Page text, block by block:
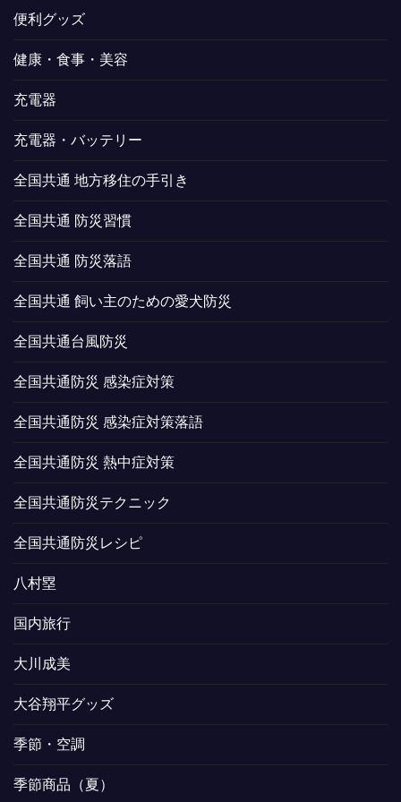
便利グッズ
健康・食事・美容
充電器
充電器・バッテリー
全国共通 地方移住の手引き
全国共通 防災習慣
全国共通 防災落語
全国共通 飼い主のための愛犬防災
全国共通台風防災
全国共通防災 感染症対策
全国共通防災 感染症対策落語
全国共通防災 熱中症対策
全国共通防災テクニック
全国共通防災レシピ
八村塁
国内旅行
大川成美
大谷翔平グッズ
季節・空調
季節商品（夏）